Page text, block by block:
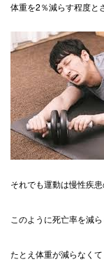
体重を2％減らす程度と
それでも運動は慢性疾
このように死亡率を減
たとえ体重が減らなく